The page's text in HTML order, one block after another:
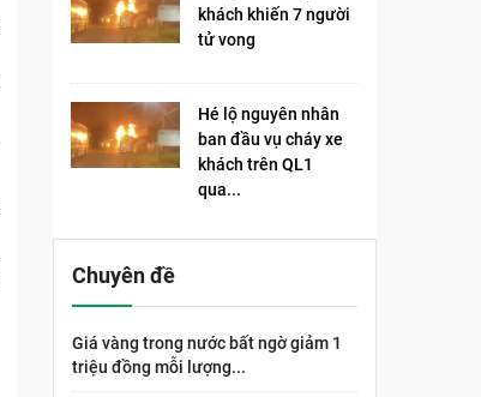
khách khiến 7 người
tử vong​
Hé lộ nguyên nhân
ban đầu vụ cháy xe
khách trên QL1
qua...
Chuyên đề
Giá vàng trong nước bất ngờ giảm 1
triệu đồng mỗi lượng...